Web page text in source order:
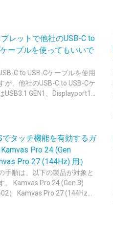
レットで他社のUSB-C to
ーブルを使ってもいいで
C to USB-Cケーブルを使用
が、他社のUSB-C to USB-Cケ
USB3.1 GEN1、Displayport1...
でタッチ機能を有効するガ
Pro 24 (Gen
Pro 27 (144Hz) 用）
手順は、以下の製品が対象と
。 Kamvas Pro 24 (Gen 3)
） Kamvas Pro 27 (144Hz...